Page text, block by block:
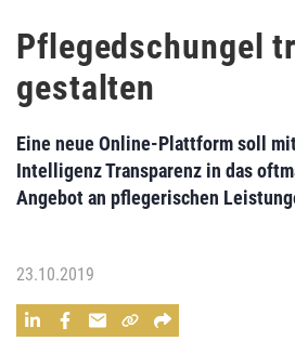
Pflegedschungel
gestalten
Eine neue Online-Plattform soll
Intelligenz Transparenz in das
Angebot an pflegerischen
23.10.2019